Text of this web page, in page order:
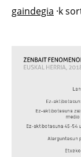
gaindegia ·k